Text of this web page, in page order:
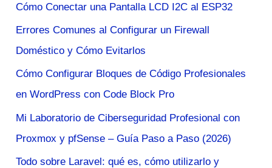
p
o
r
:
Cómo Conectar una Pantalla LCD I2C al ESP32
Errores Comunes al Configurar un Firewall
Doméstico y Cómo Evitarlos
Cómo Configurar Bloques de Código Profesionales
en WordPress con Code Block Pro
Mi Laboratorio de Ciberseguridad Profesional con
Proxmox y pfSense – Guía Paso a Paso (2026)
Todo sobre Laravel: qué es, cómo utilizarlo y